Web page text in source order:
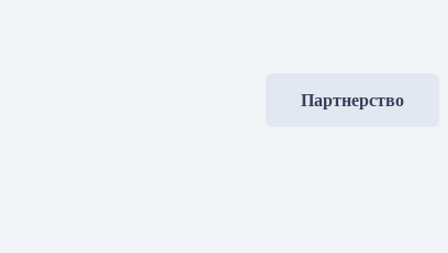
Партнерство